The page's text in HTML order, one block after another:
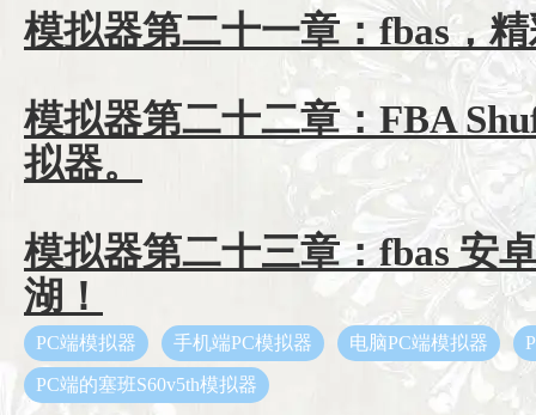
模拟器第二十一章：fbas，
模拟器第二十二章：FBA
拟器。
模拟器第二十三章：fbas 安
湖！
PC端模拟器 手机端PC模拟器 电脑PC端模拟器
PC端的塞班S60v5th模拟器